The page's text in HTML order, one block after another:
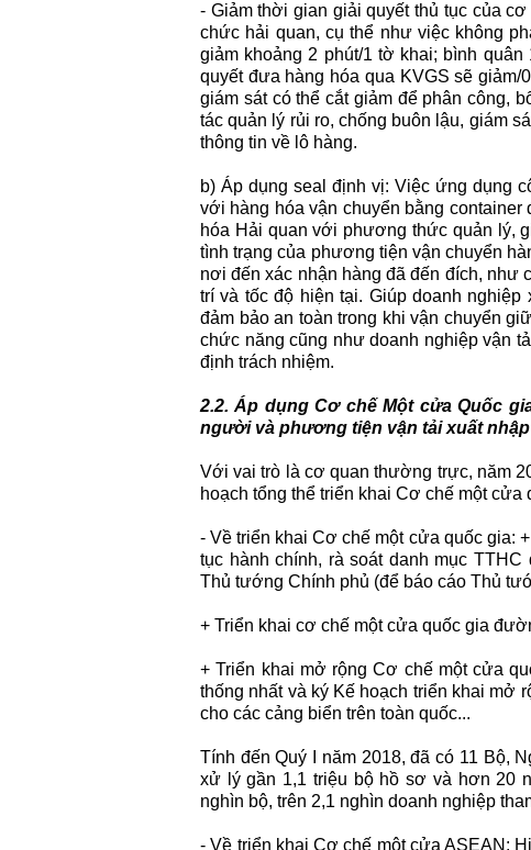
- Giảm thời gian giải quyết thủ tục của
chức hải quan, cụ thể như việc không
giảm khoảng 2 phút/1 tờ khai; bình
quyết đưa hàng hóa qua KVGS sẽ
giám sát có thể cắt giảm để phân công,
tác quản lý rủi ro, chống buôn lậu, giám
thông tin về lô hàng.
b) Áp dụng seal định vị: Việc ứng dụng
với hàng hóa vận chuyển bằng
hóa Hải quan với phương thức quản lý,
tình trạng của phương tiện vận chuyển
nơi đến xác nhận hàng đã đến đích, như
trí và tốc độ hiện tại. Giúp doanh
đảm bảo an toàn trong khi vận chuyển
chức năng cũng như doanh nghiệp vận
định trách nhiệm.
2.2. Áp dụng Cơ chế Một cửa Quốc
người và phương tiện vận tải xuất
Với vai trò là cơ quan thường trực, năm
hoạch tổng thể triển khai Cơ chế một
- Về triển khai Cơ chế một cửa quốc gia:
tục hành chính, rà soát danh mục
Thủ tướng Chính phủ (để báo cáo Thủ
+ Triển khai cơ chế một cửa quốc gia
+ Triển khai mở rộng Cơ chế một cửa
thống nhất và ký Kế hoạch triển khai mở
cho các cảng biển trên toàn quốc...
Tính đến Quý I năm 2018, đã có 11 Bộ,
xử lý gần 1,1 triệu bộ hồ sơ và hơn 20
nghìn bộ, trên 2,1 nghìn doanh nghiệp
- Về triển khai Cơ chế một cửa ASEAN: